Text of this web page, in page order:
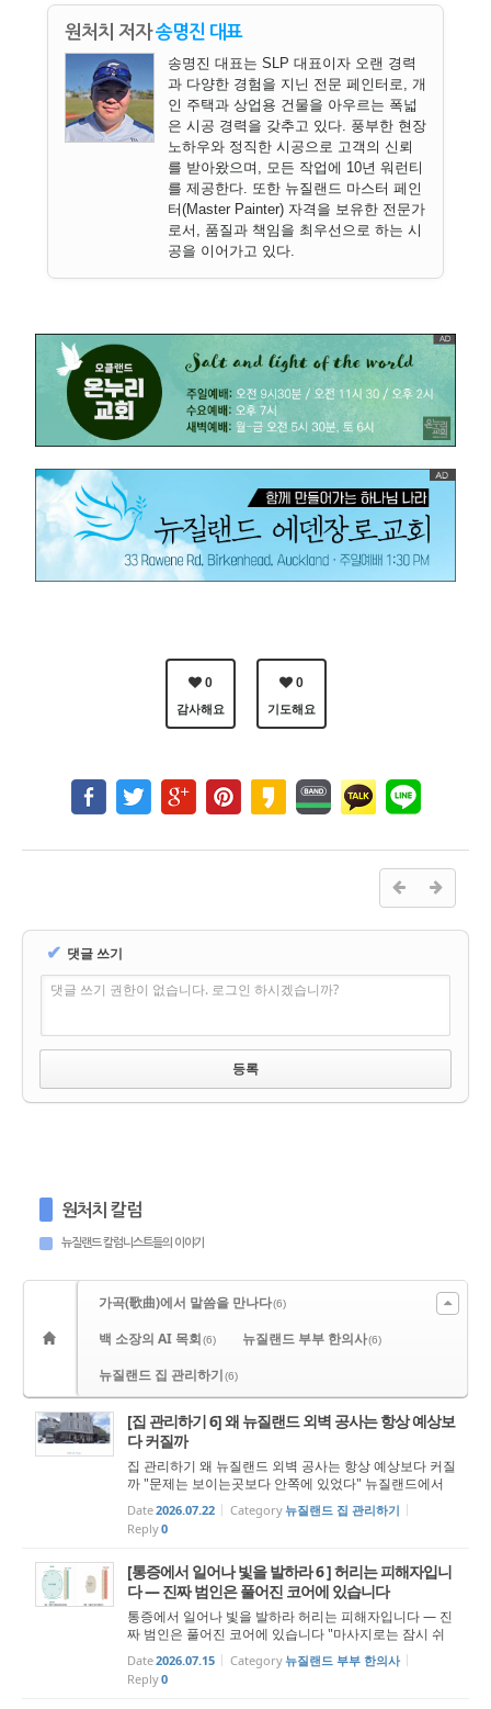
원처치 저자송명진 대표
송명진 대표는 SLP 대표이자 오랜 경력
과 다양한 경험을 지닌 전문 페인터로, 개
인 주택과 상업용 건물을 아우르는 폭넓
은 시공 경력을 갖추고 있다. 풍부한 현장
노하우와 정직한 시공으로 고객의 신뢰
를 받아왔으며, 모든 작업에 10년 워런티
를 제공한다. 또한 뉴질랜드 마스터 페인
터(Master Painter) 자격을 보유한 전문가
로서, 품질과 책임을 최우선으로 하는 시
공을 이어가고 있다.
0
감사해요
0
기도해요
✔ 댓글 쓰기
댓글 쓰기 권한이 없습니다. 로그인 하시겠습니까?
원처치 칼럼
뉴질랜드 칼럼니스트들의 이야기
가곡(歌曲)에서 말씀을 만나다(6)
백 소장의 AI 목회(6) 뉴질랜드 부부 한의사(6)
뉴질랜드 집 관리하기(6)
[집 관리하기 6] 왜 뉴질랜드 외벽 공사는 항상 예상보
다 커질까
집 관리하기 왜 뉴질랜드 외벽 공사는 항상 예상보다 커질
까 "문제는 보이는곳보다 안쪽에 있었다" 뉴질랜드에서
집을 오래 소유한 사람들은 한 번쯤 비슷한 경험을 한다.
처음에는 단순 외벽 페인팅 정도로 생각했는데, 막상 견적
을 받아보면 예상보다 금액이...
Date2026.07.22 Category 뉴질랜드 집 관리하기
Reply0
[통증에서 일어나 빛을 발하라 6 ] 허리는 피해자입니
다 — 진짜 범인은 풀어진 코어에 있습니다
통증에서 일어나 빛을 발하라 허리는 피해자입니다 — 진
짜 범인은 풀어진 코어에 있습니다 "마사지로는 잠시 쉬
게 할 수 있어도, 일을 그만두게 할 수는 없습니다. 풀어진
코어가 채워져야 비로소 허리에 진정한 쉼이 옵니다." “일
어나라 빛을 발...
Date2026.07.15 Category 뉴질랜드 부부 한의사
Reply0